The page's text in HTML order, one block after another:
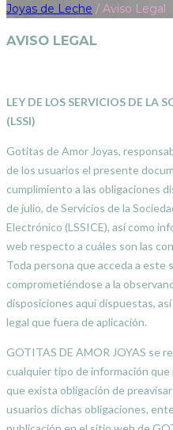
Joyas de Leche / Aviso Legal
AVISO LEGAL
LEY DE LOS SERVICIOS DE LA
(LSSI)
Gotitas de Amor Joyas,
de los usuarios el presente
cumplimiento a las obligaciones
de julio, de Servicios de la
Electrónico (LSSICE), así como
web respecto a cuáles son las
Toda persona que acceda a este
comprometiéndose a la
disposiciones aquí dispuestas,
legal que fuera de aplicación.
GOTITAS DE AMOR JOYAS se
cualquier tipo de información
que exista obligación de
usuarios dichas obligaciones,